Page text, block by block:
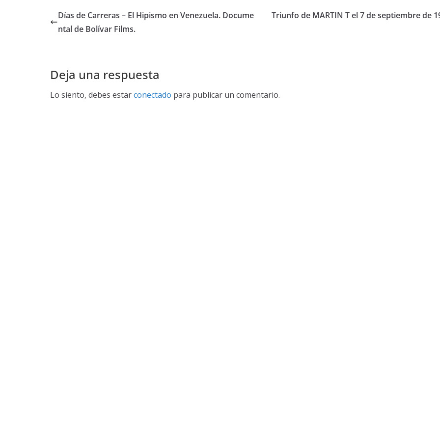
Días de Carreras – El Hipismo en Venezuela. Docume
ntal de Bolívar Films.
Triunfo de MARTIN T el 7 de septiembre de
Deja una respuesta
Lo siento, debes estarconectado para publicar un comentario.